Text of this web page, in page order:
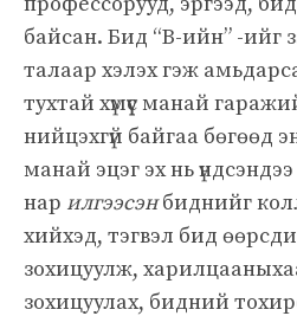
байсан. Бид “B-ийн” -ийг
талаар хэлэх гэж
тухтай хүмүүс манай
нийцэхгүй байгаа бөгөөд
манай эцэг эх нь
нар илгээсэнбиднийг
хийхэд, тэгвэл бид
зохицуулж,
зохицуулах, бидний